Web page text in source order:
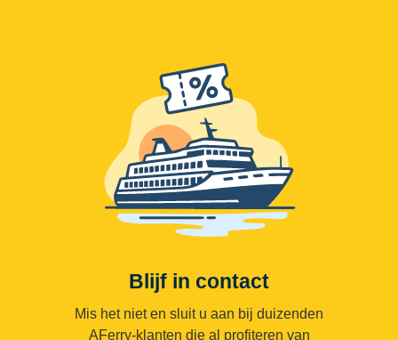
Blijf in contact
Mis het niet en sluit u aan bij duizenden
AFerry-klanten die al profiteren van